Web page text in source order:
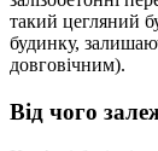
такий цегляний
будинку,
довговічним).
Від чого